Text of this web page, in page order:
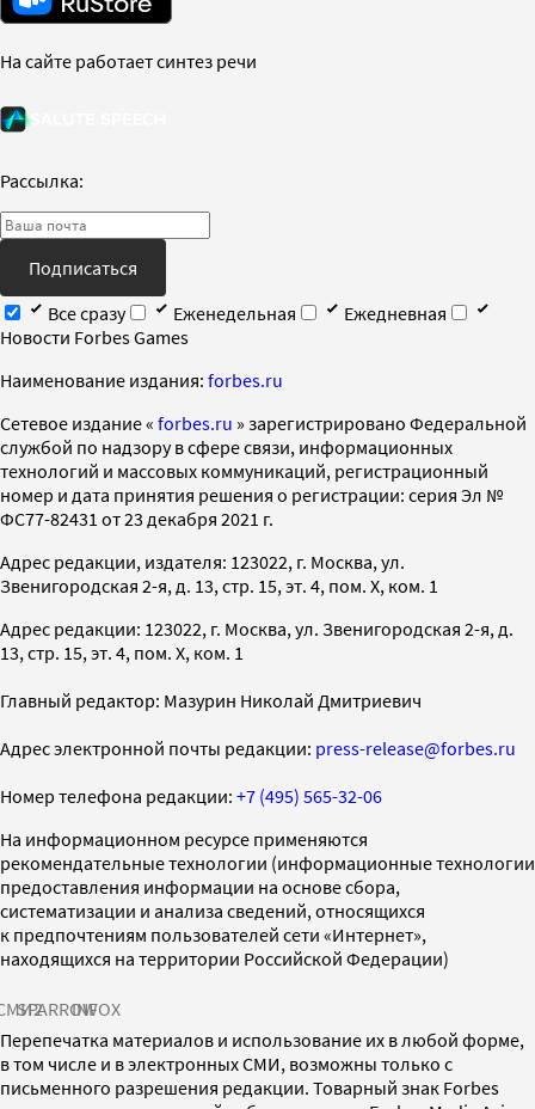
На сайте работает синтез речи
Рассылка:
Подписаться
Все сразу
Еженедельная
Ежедневная
Новости Forbes Games
Наименование издания: forbes.ru
Cетевое издание « forbes.ru » зарегистрировано Федеральной
службой по надзору в сфере связи, информационных
технологий и массовых коммуникаций, регистрационный
номер и дата принятия решения о регистрации: серия Эл №
ФС77-82431 от 23 декабря 2021 г.
Адрес редакции, издателя: 123022, г. Москва, ул.
Звенигородская 2-я, д. 13, стр. 15, эт. 4, пом. X, ком. 1
Адрес редакции: 123022, г. Москва, ул. Звенигородская 2-я, д.
13, стр. 15, эт. 4, пом. X, ком. 1
Главный редактор: Мазурин Николай Дмитриевич
Адрес электронной почты редакции: press-release@forbes.ru
Номер телефона редакции: +7 (495) 565-32-06
На информационном ресурсе применяются
рекомендательные технологии (информационные технологии
предоставления информации на основе сбора,
систематизации и анализа сведений, относящихся
к предпочтениям пользователей сети «Интернет»,
находящихся на территории Российской Федерации)
SPARROWINFOX
Перепечатка материалов и использование их в любой форме,
в том числе и в электронных СМИ, возможны только с
письменного разрешения редакции. Товарный знак Forbes